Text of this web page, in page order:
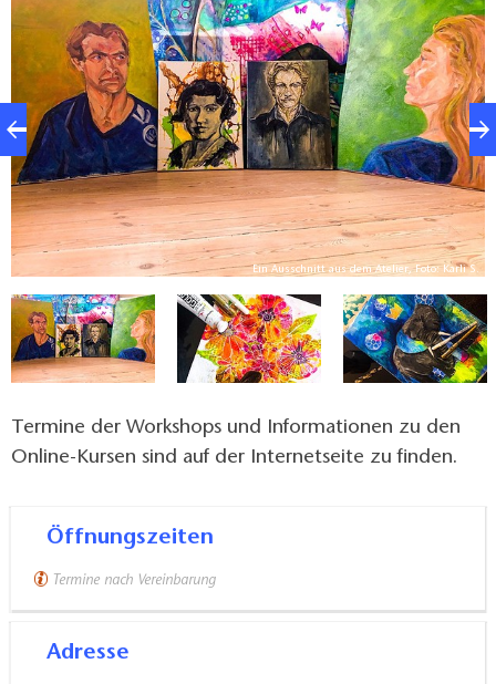
Ein Ausschnitt aus dem Atelier, Foto: Karli S.
Termine der Workshops und Informationen zu den
Online-Kursen sind auf der Internetseite zu finden.
Öffnungszeiten
Termine nach Vereinbarung
Adresse